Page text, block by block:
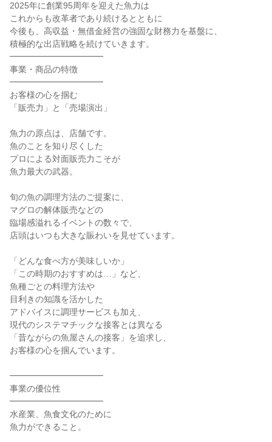
2025年に創業95周年を迎えた魚力は
これからも改革者であり続けるとともに
今後も、高収益・無借金経営の強固な財務力を基盤に、
積極的な出店戦略を続けていきます。
━━━━━━━━━━━
事業・商品の特徴
━━━━━━━━━━━
お客様の心を掴む
「販売力」と「売場演出」
魚力の原点は、店舗です。
魚のことを知り尽くした
プロによる対面販売力こそが
魚力最大の武器。
旬の魚の調理方法のご提案に、
マグロの解体販売などの
臨場感溢れるイベントの数々で、
店頭はいつも大きな賑わいを見せています。
「どんな食べ方が美味しいか」
「この時期のおすすめは…」など、
魚種ごとの料理方法や
目利きの知識を活かした
アドバイスに調理サービスも加え、
現代のシステマチックな接客とは異なる
「昔ながらの魚屋さんの接客」を追求し、
お客様の心を掴んでいます。
━━━━━━━━━━━
事業の優位性
━━━━━━━━━━━
水産業、魚食文化のために
魚力ができること。